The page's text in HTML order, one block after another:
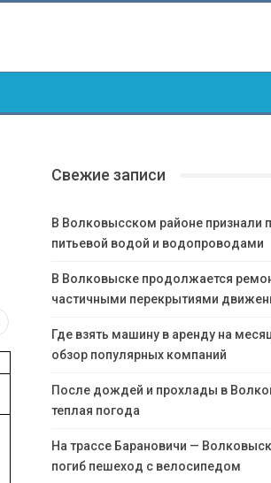
Свежие записи
В Волковысском районе признали
питьевой водой и водопроводами
В Волковыске продолжается
частичными перекрытиями
Где взять машину в аренду на
обзор популярных компаний
После дождей и прохлады в
теплая погода
На трассе Барановичи —
погиб пешеход с велосипедом